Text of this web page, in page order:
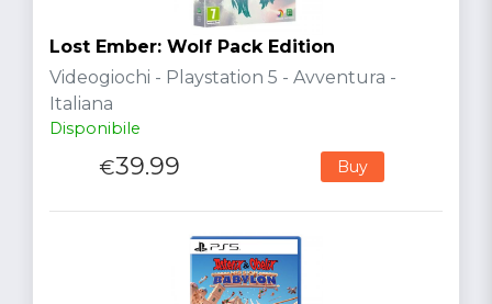
Lost Ember: Wolf Pack Edition
Videogiochi - Playstation 5 - Avventura -
Italiana
Disponibile
€39.99 Buy